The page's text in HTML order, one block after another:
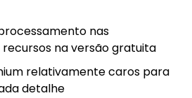
nas
na versão gratuita
relativamente caros para
detalhe